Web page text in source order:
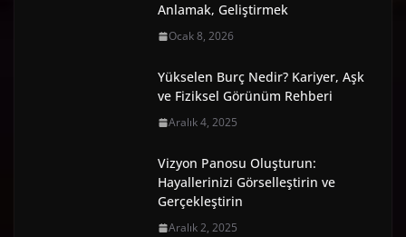
Anlamak, Geliştirmek
Ocak 8, 2026
Yükselen Burç Nedir? Kariyer, Aşk
ve Fiziksel Görünüm Rehberi
Aralık 4, 2025
Vizyon Panosu Oluşturun:
Hayallerinizi Görselleştirin ve
Gerçekleştirin
Aralık 2, 2025